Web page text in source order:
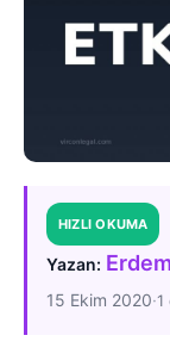
HIZLI OKUMA
Yazan:
15 Ekim 2020·1